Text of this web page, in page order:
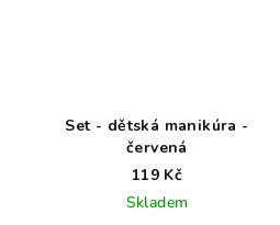
Set - dětská manikúra -
červená
119 Kč
Skladem